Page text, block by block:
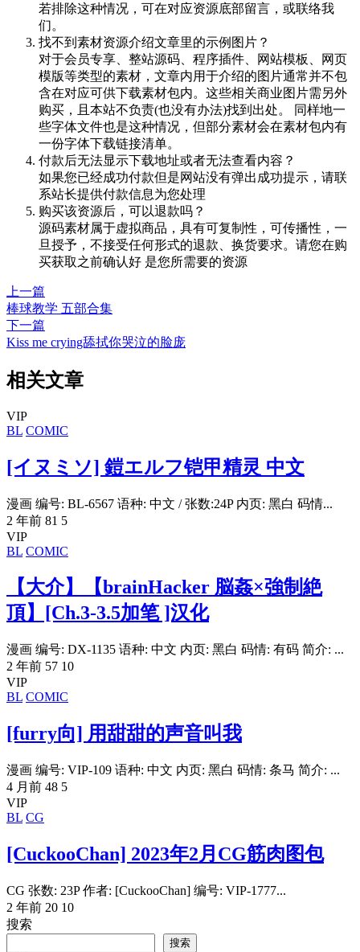
若排除这种情况，可在对应资源底部留言，或联络我
们。
找不到素材资源介绍文章里的示例图片？
对于会员专享、整站源码、程序插件、网站模板、网页
模版等类型的素材，文章内用于介绍的图片通常并不包
含在对应可供下载素材包内。这些相关商业图片需另外
购买，且本站不负责(也没有办法)找到出处。 同样地一
些字体文件也是这种情况，但部分素材会在素材包内有
一份字体下载链接清单。
付款后无法显示下载地址或者无法查看内容？
如果您已经成功付款但是网站没有弹出成功提示，请联
系站长提供付款信息为您处理
购买该资源后，可以退款吗？
源码素材属于虚拟商品，具有可复制性，可传播性，一
旦授予，不接受任何形式的退款、换货要求。请您在购
买获取之前确认好 是您所需要的资源
上一篇
棒球教学 五部合集
下一篇
Kiss me crying舔拭你哭泣的脸庞
相关文章
VIP
BL COMIC
[イヌミソ] 鎧エルフ铠甲精灵 中文
漫画 编号: BL-6567 语种: 中文 / 张数:24P 内页: 黑白 码情...
2 年前 81 5
VIP
BL COMIC
【大介】【brainHacker 脳姦×強制絶
頂】[Ch.3-3.5加笔 ]汉化
漫画 编号: DX-1135 语种: 中文 内页: 黑白 码情: 有码 简介: ...
2 年前 57 10
VIP
BL COMIC
[furry向] 用甜甜的声音叫我
漫画 编号: VIP-109 语种: 中文 内页: 黑白 码情: 条马 简介: ...
4 月前 48 5
VIP
BL CG
[CuckooChan] 2023年2月CG筋肉图包
CG 张数: 23P 作者: [CuckooChan] 编号: VIP-1777...
2 年前 20 10
搜索
搜索